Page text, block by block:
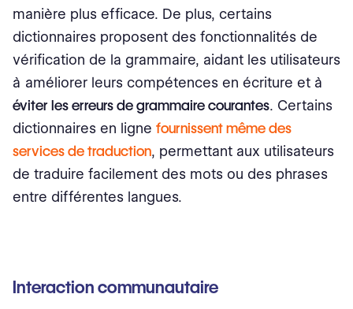
manière plus efficace. De plus, certains
dictionnaires proposent des fonctionnalités de
vérification de la grammaire, aidant les utilisateurs
à améliorer leurs compétences en écriture et à
éviter les erreurs de grammaire courantes. Certains
dictionnaires en ligne fournissent même des
services de traduction, permettant aux utilisateurs
de traduire facilement des mots ou des phrases
entre différentes langues.
Interaction communautaire